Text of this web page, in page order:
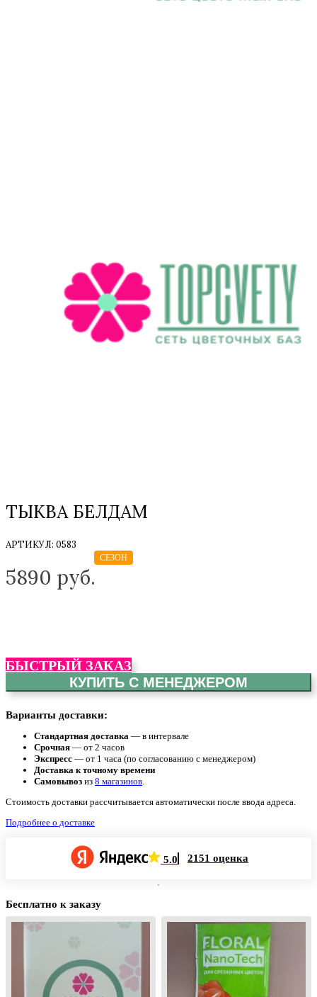
ТЫКВА БЕЛДАМ
АРТИКУЛ: 0583
СЕЗОН
5890 руб.
БЫСТРЫЙ ЗАКАЗ
КУПИТЬ С МЕНЕДЖЕРОМ
Варианты доставки:
Стандартная доставка — в интервале
Срочная — от 2 часов
Экспресс — от 1 часа (по согласованию с менеджером)
Доставка к точному времени
Самовывоз из 8 магазинов
Стоимость доставки рассчитывается автоматически после ввода адреса.
Подробнее о доставке
5.0 2151 оценка
Бесплатно к заказу